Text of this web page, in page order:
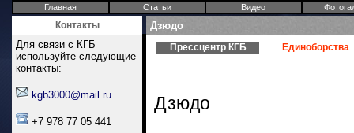
Главная Статьи Видео
Контакты
Для связи с КГБ
используйте следующие
контакты:
kgb3000@mail.ru
+7 978 77 05 441
Дзюдо
Прессцентр КГБ Единоборства
Дзюдо